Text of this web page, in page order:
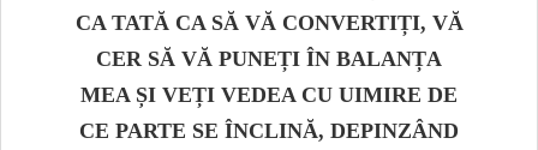
CA TATĂ CA SĂ VĂ CONVERTIȚI, VĂ
CER SĂ VĂ PUNEȚI ÎN BALANȚA
MEA ȘI VEȚI VEDEA CU UIMIRE DE
CE PARTE SE ÎNCLINĂ, DEPINZÂND